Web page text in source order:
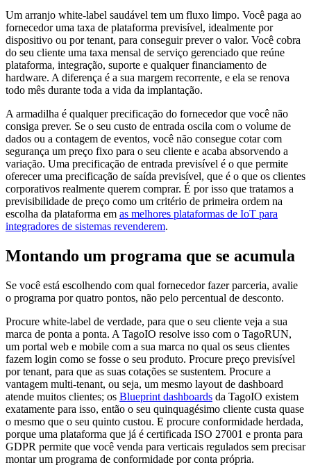
Um arranjo white-label saudável tem um fluxo limpo. Você paga ao
fornecedor uma taxa de plataforma previsível, idealmente por
dispositivo ou por tenant, para conseguir prever o valor. Você cobra
do seu cliente uma taxa mensal de serviço gerenciado que reúne
plataforma, integração, suporte e qualquer financiamento de
hardware. A diferença é a sua margem recorrente, e ela se renova
todo mês durante toda a vida da implantação.
A armadilha é qualquer precificação do fornecedor que você não
consiga prever. Se o seu custo de entrada oscila com o volume de
dados ou a contagem de eventos, você não consegue cotar com
segurança um preço fixo para o seu cliente e acaba absorvendo a
variação. Uma precificação de entrada previsível é o que permite
oferecer uma precificação de saída previsível, que é o que os clientes
corporativos realmente querem comprar. É por isso que tratamos a
previsibilidade de preço como um critério de primeira ordem na
escolha da plataforma em as melhores plataformas de IoT para
integradores de sistemas revenderem.
Montando um programa que se acumula
Se você está escolhendo com qual fornecedor fazer parceria, avalie
o programa por quatro pontos, não pelo percentual de desconto.
Procure white-label de verdade, para que o seu cliente veja a sua
marca de ponta a ponta. A TagoIO resolve isso com o TagoRUN,
um portal web e mobile com a sua marca no qual os seus clientes
fazem login como se fosse o seu produto. Procure preço previsível
por tenant, para que as suas cotações se sustentem. Procure a
vantagem multi-tenant, ou seja, um mesmo layout de dashboard
atende muitos clientes; os Blueprint dashboards da TagoIO existem
exatamente para isso, então o seu quinquagésimo cliente custa quase
o mesmo que o seu quinto custou. E procure conformidade herdada,
porque uma plataforma que já é certificada ISO 27001 e pronta para
GDPR permite que você venda para verticais regulados sem precisar
montar um programa de conformidade por conta própria.